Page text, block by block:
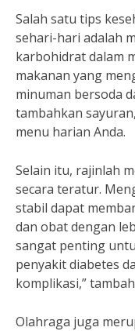
Salah satu tips
sehari-hari adalah
karbohidrat dalam
makanan yang
minuman bersoda
tambahkan
menu harian Anda.
Selain itu, rajinlah
secara teratur.
stabil dapat
dan obat dengan
sangat penting
penyakit diabetes
komplikasi,”
Olahraga juga